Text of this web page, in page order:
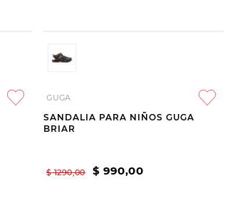
GUGA
SANDALIA PARA NIÑOS GUGA
BRIAR
$ 1290,00 $ 990,00